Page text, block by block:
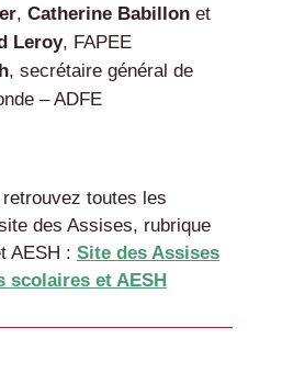
, Catherine Babillonet
Leroy, FAPEE
, secrétaire général de
– ADFE
toutes les
des Assises, rubrique
AESH : Site des Assises
scolaires et AESH